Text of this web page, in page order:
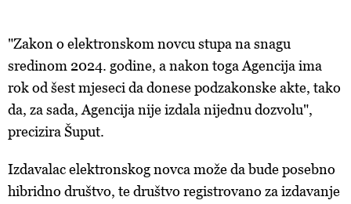
"Zakon o elektronskom novcu stupa na snagu
sredinom 2024. godine, a nakon toga Agencija ima
rok od šest mjeseci da donese podzakonske akte, tako
da, za sada, Agencija nije izdala nijednu dozvolu",
precizira Šuput.
Izdavalac elektronskog novca može da bude posebno
hibridno društvo, te društvo registrovano za izdavanje